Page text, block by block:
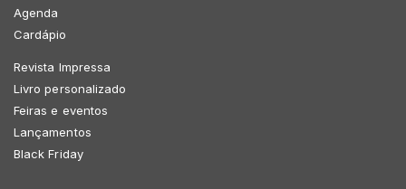
Agenda
Cardápio
Revista Impressa
Livro personalizado
Feiras e eventos
Lançamentos
Black Friday